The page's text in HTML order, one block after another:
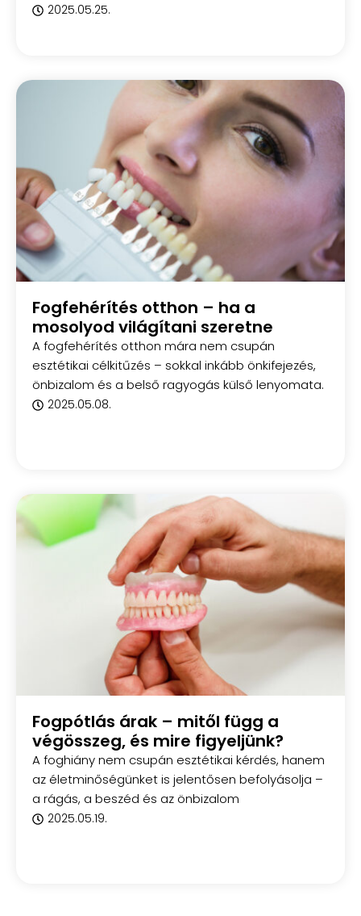
2025.05.25.
Fogfehérítés otthon – ha a
mosolyod világítani szeretne
A fogfehérítés otthon mára nem csupán
esztétikai célkitűzés – sokkal inkább önkifejezés,
önbizalom és a belső ragyogás külső lenyomata.
2025.05.08.
Fogpótlás árak – mitől függ a
végösszeg, és mire figyeljünk?
A foghiány nem csupán esztétikai kérdés, hanem
az életminőségünket is jelentősen befolyásolja –
a rágás, a beszéd és az önbizalom
2025.05.19.